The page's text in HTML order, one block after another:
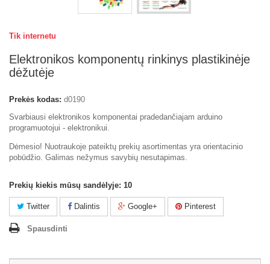
Tik internetu
Elektronikos komponentų rinkinys plastikinėje
dėžutėje
Prekės kodas: d0190
Svarbiausi elektronikos komponentai pradedančiajam arduino
programuotojui - elektronikui.
Dėmesio! Nuotraukoje pateiktų prekių asortimentas yra orientacinio
pobūdžio. Galimas nežymus savybių nesutapimas.
Prekių kiekis mūsų sandėlyje: 10
Twitter Dalintis Google+ Pinterest
Spausdinti